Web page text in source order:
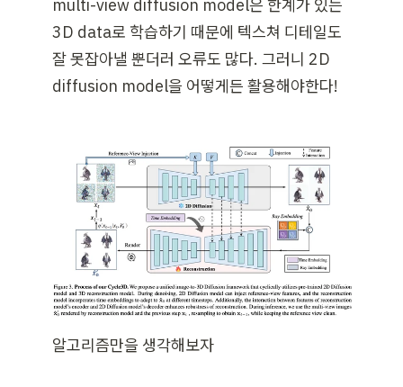
multi-view diffusion model은 한계가 있는
3D data로 학습하기 때문에 텍스쳐 디테일도
잘 못잡아낼 뿐더러 오류도 많다. 그러니 2D
diffusion model을 어떻게든 활용해야한다!
알고리즘만을 생각해보자